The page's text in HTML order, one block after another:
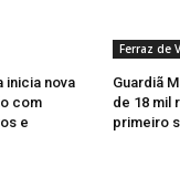
inicia nova
com
e
Ferraz de
Guardiã
de 18 mil
primeiro